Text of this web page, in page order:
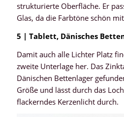
strukturierte Oberfläche. Er
Glas, da die Farbtöne schön
5 | Tablett, Dänisches
Damit auch alle Lichter Platz
zweite Unterlage her. Das
Dänischen Bettenlager
Größe und lässt durch das
flackerndes Kerzenlicht durch.